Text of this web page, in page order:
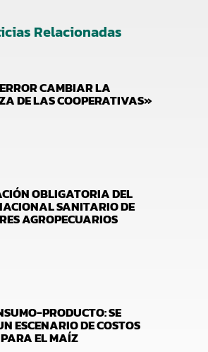
Relacionadas
CAMBIAR LA
DE LAS COOPERATIVAS»
OBLIGATORIA DEL
SANITARIO DE
AGROPECUARIOS
PRODUCTO: SE
ESCENARIO DE COSTOS
EL MAÍZ